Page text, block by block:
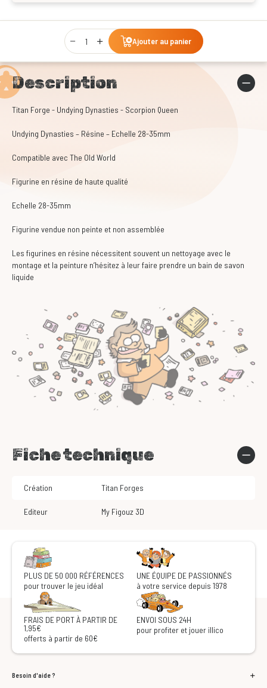
Qty
Ajouter au panier
Description
Titan Forge - Undying Dynasties - Scorpion Queen
Undying Dynasties – Résine – Echelle 28-35mm
Compatible avec The Old World
Figurine en résine de haute qualité
Echelle 28-35mm
Figurine vendue non peinte et non assemblée
Les figurines en résine nécessitent souvent un nettoyage avec le
montage et la peinture n’hésitez à leur faire prendre un bain de savon
liquide
Fiche technique
Création Titan Forges
Editeur My Figouz 3D
PLUS DE 50 000 RÉFÉRENCES
pour trouver le jeu idéal
UNE ÉQUIPE DE PASSIONNÉS
à votre service depuis 1978
FRAIS DE PORT À PARTIR DE
1,95€
offerts à partir de 60€
ENVOI SOUS 24H
pour profiter et jouer illico
Besoin d'aide ?